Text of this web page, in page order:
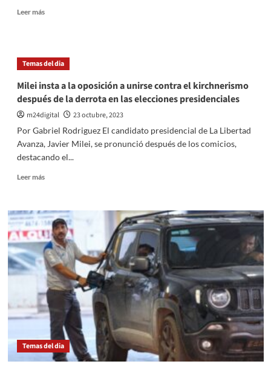
nuevo
Porteño
Leer másLeer
en
el
del
Dólar
Blue
caída
significativa
del
con
de
las
elecciones
Temas del dia
Milei insta a la oposición a unirse contra el kirchnerismo
después de la derrota en las elecciones presidenciales
m24digital
23 octubre, 2023
Por Gabriel Rodriguez El candidato presidencial de La Libertad
Avanza, Javier Milei, se pronunció después de los comicios,
destacando el...
Leer másLeer
Milei
insta
a
la
oposición
a
unirse
contra
el
kirchnerismo
después
la
derrota
Temas del dia